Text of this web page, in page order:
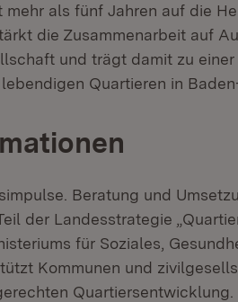
als fünf Jahren auf die
die Zusammenarbeit auf
und trägt damit zu
Quartieren in
Beratung und
der Landesstrategie
für Soziales,
Kommunen und